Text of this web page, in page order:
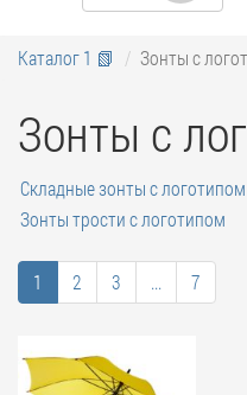
Каталог 1 📗 Зонты с
Зонты с
Складные зонты с логотипом
Зонты трости с логотипом
1 2 3 ... 7